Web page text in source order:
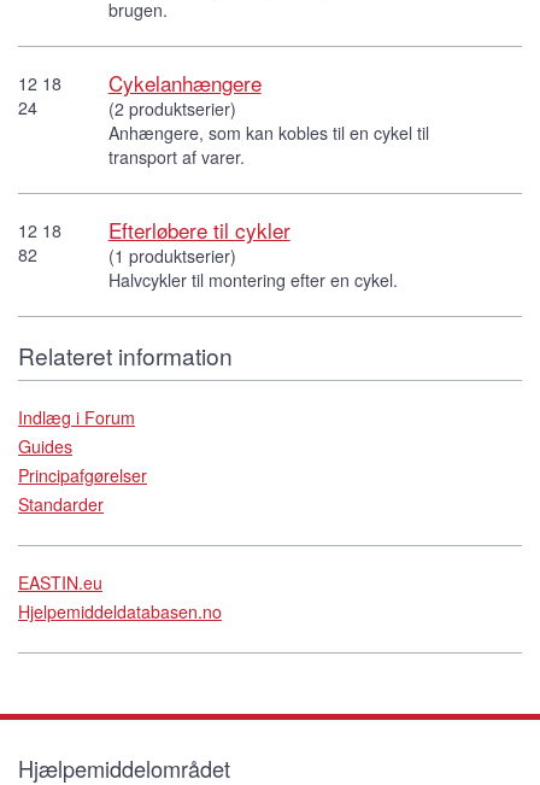
brugen.
12 18
24
Cykelanhængere
(2 produktserier)
Anhængere, som kan kobles til en cykel til
transport af varer.
12 18
82
Efterløbere til cykler
(1 produktserier)
Halvcykler til montering efter en cykel.
Relateret information
Indlæg i Forum
Guides
Principafgørelser
Standarder
EASTIN.eu
Hjelpemiddeldatabasen.no
Hjælpemiddelområdet